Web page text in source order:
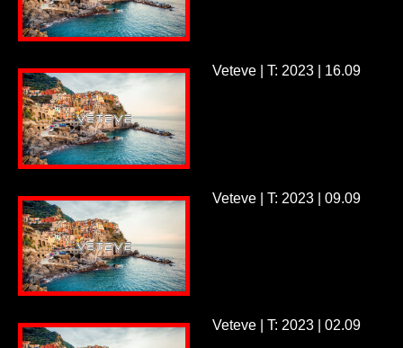
Veteve | T: 2023 | 16.09
Veteve | T: 2023 | 09.09
Veteve | T: 2023 | 02.09